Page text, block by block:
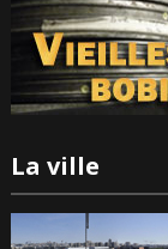
La ville